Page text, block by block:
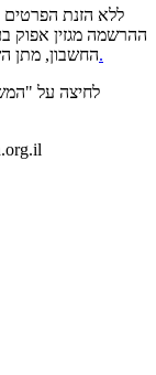
ללא הזנת הפרטים
ההרשמה מגזין אפוק
החשבון, מתןלמדיניות הפרטיות.
לחיצה על